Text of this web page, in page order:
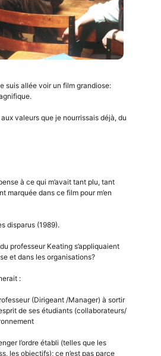
suis allée voir un film grandiose:
valeurs que je nourrissais déjà, du
à ce qui m’avait tant plu, tant
marquée dans ce film pour m’en
disparus (1989).
professeur Keating s’appliquaient
et dans les organisations?
:
(Dirigeant /Manager) à sortir
de ses étudiants (collaborateurs/
l’ordre établi (telles que les
les objectifs); ce n’est pas parce